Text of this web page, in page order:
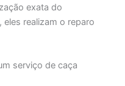
exata do
realizam o reparo
serviço de caça